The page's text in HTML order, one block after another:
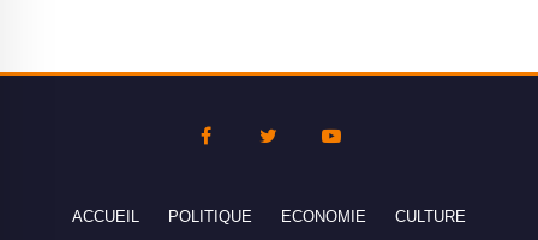
ACCUEIL POLITIQUE ECONOMIE CULTURE